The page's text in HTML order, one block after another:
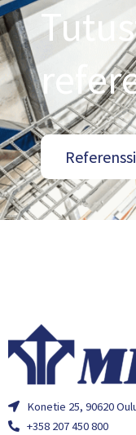
Konetie 25, 90620
+358 207 450 800